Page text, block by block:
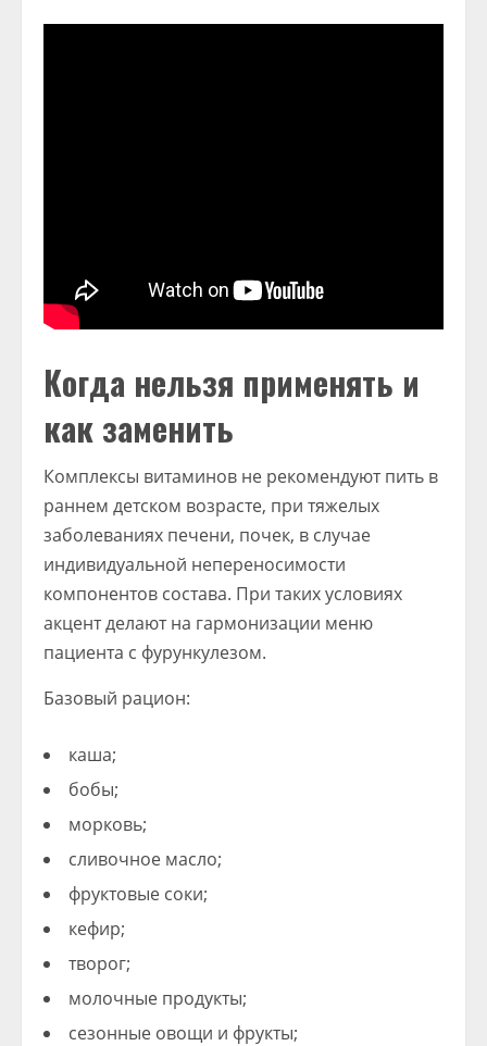
Когда нельзя применять и
как заменить
Комплексы витаминов не рекомендуют пить в
раннем детском возрасте, при тяжелых
заболеваниях печени, почек, в случае
индивидуальной непереносимости
компонентов состава. При таких условиях
акцент делают на гармонизации меню
пациента с фурункулезом.
Базовый рацион:
каша;
бобы;
морковь;
сливочное масло;
фруктовые соки;
кефир;
творог;
молочные продукты;
сезонные овощи и фрукты;